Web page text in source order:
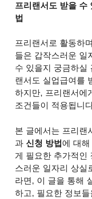
프리랜서도 받을 수
법
프리랜서로 활동하
들은 갑작스러운 일
수 있을지 궁금하실
랜서도 실업급여를
하지만, 프리랜서에
조건들이 적용됩니
본 글에서는 프리랜
과 신청 방법 에 대
게 필요한 추가적인
스러운 일자리 상실
라면, 이 글을 통해
하고, 필요한 정보